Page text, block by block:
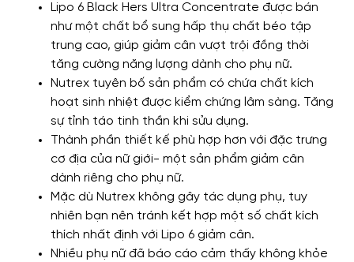
Lipo 6 Black Hers Ultra Concentrate được bán
như một chất bổ sung hấp thụ chất béo tập
trung cao, giúp giảm cân vượt trội đồng thời
tăng cường năng lượng dành cho phụ nữ.
Nutrex tuyên bố sản phẩm có chứa chất kích
hoạt sinh nhiệt được kiểm chứng lâm sàng. Tăng
sự tỉnh táo tinh thần khi sửu dụng.
Thành phần thiết kế phù hợp hơn với đặc trưng
cơ địa của nữ giới- một sản phẩm giảm cân
dành riêng cho phụ nữ.
Mặc dù Nutrex không gây tác dụng phụ, tuy
nhiên bạn nên tránh kết hợp một số chất kích
thích nhất định với Lipo 6 giảm cân.
Nhiều phụ nữ đã báo cáo cảm thấy không khỏe